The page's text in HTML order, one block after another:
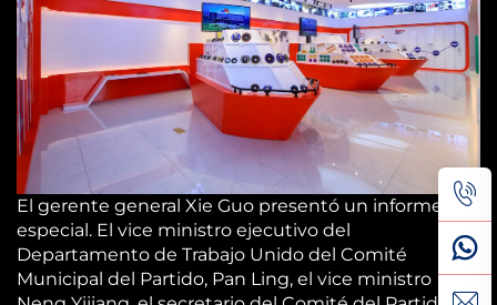
El gerente general Xie Guo presentó un informe
especial. El vice ministro ejecutivo del
Departamento de Trabajo Unido del Comité
Municipal del Partido, Pan Ling, el vice ministro